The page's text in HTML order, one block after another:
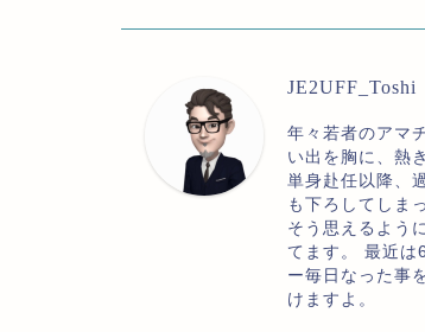
JE2UFF_Toshi
年々若者のアマ
い出を胸に、熱
単身赴任以降、
も下ろしてしま
そう思えるよう
てます。 最近は
ー毎日なった事
けますよ。